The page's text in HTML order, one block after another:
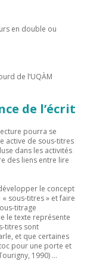
en double ou
de l’UQÀM
de l’écrit
pourra se
active de sous-titres
dans les activités
des liens entre lire
le concept
sous-titres » et faire
titrage
le texte représente
titres sont
et que certaines
pour une porte et
1990) …